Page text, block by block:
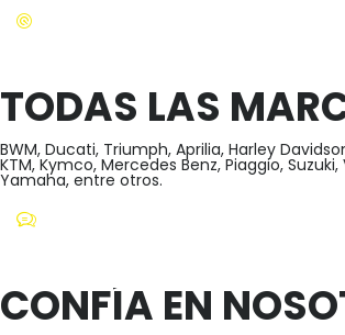
TODAS LAS
BWM, Ducati, Triumph, Aprilia, Harley
KTM, Kymco, Mercedes Benz, Piaggio, Suzuki,
Yamaha, entre otros.
CONFÍA EN